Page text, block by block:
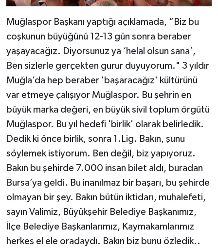
Muğlaspor Başkanı yaptığı açıklamada, “Biz bu
coşkunun büyüğünü 12-13 gün sonra beraber
yaşayacağız. Diyorsunuz ya ‘helal olsun sana’,
Ben sizlerle gerçekten gurur duyuyorum." 3 yıldır
Muğla’da hep beraber 'başaracağız' kültürünü
var etmeye çalışıyor Muğlaspor. Bu şehrin en
büyük marka değeri, en büyük sivil toplum örgütü
Muğlaspor. Bu yıl hedefi 'birlik' olarak belirledik.
Dedik ki önce birlik, sonra 1.Lig. Bakın, şunu
söylemek istiyorum. Ben değil, biz yapıyoruz.
Bakın bu şehirde 7.000 insan bilet aldı, buradan
Bursa’ya geldi. Bu inanılmaz bir başarı, bu şehirde
olmayan bir şey. Bakın bütün iktidarı, muhalefeti,
sayın Valimiz, Büyükşehir Belediye Başkanımız,
İlçe Belediye Başkanlarımız, Kaymakamlarımız
herkes el ele oradaydı. Bakın biz bunu özledik..